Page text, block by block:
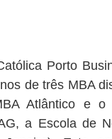
Porto
de três MBA
Atlântico e o
a Escola de